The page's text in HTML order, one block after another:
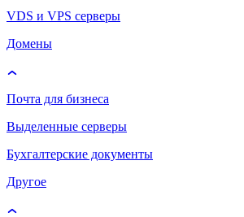
VDS и VPS серверы
Домены
Почта для бизнеса
Выделенные серверы
Бухгалтерские документы
Другое